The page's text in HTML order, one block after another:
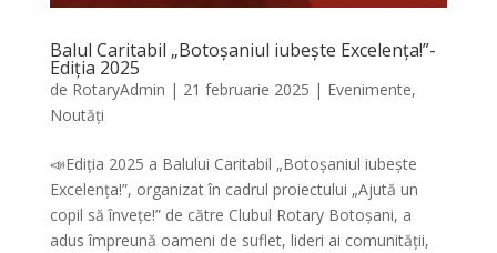
Balul Caritabil „Botoșaniul iubește Excelența!”-
Ediția 2025
de RotaryAdmin | 21 februarie 2025 | Evenimente,
Noutăți
📣Ediția 2025 a Balului Caritabil „Botoșaniul iubește
Excelența!”, organizat în cadrul proiectului „Ajută un
copil să învețe!” de către Clubul Rotary Botoșani, a
adus împreună oameni de suflet, lideri ai comunității,